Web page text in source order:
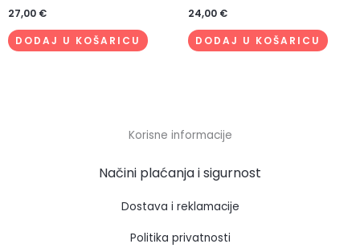
27,00 €
DODAJ U KOŠARICU
24,00 €
DODAJ U KOŠARICU
Korisne informacije
Načini plaćanja i sigurnost
Dostava i reklamacije
Politika privatnosti